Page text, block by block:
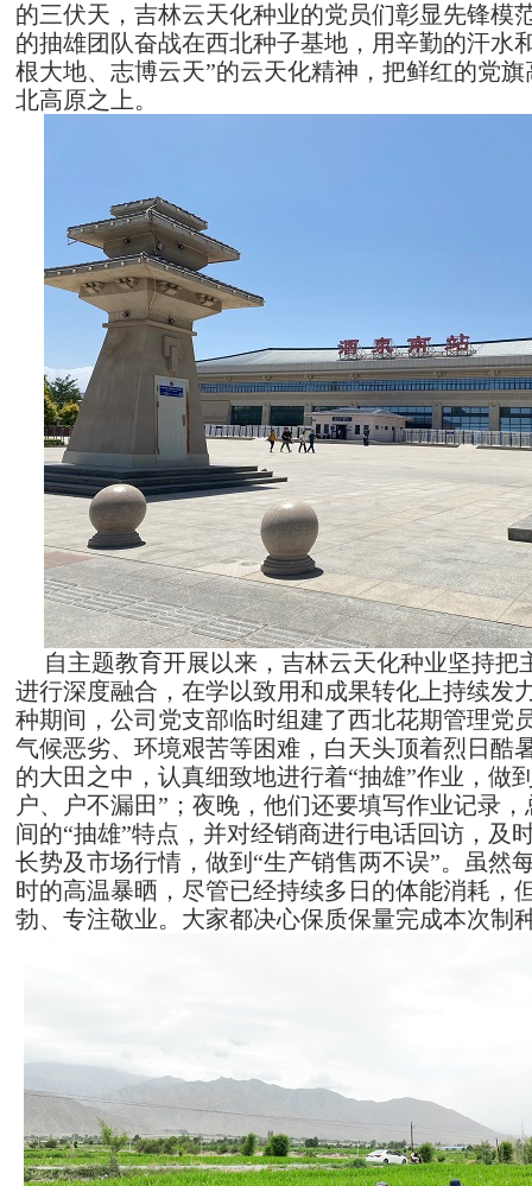
的三伏天， 吉林云天化种业的党员们彰显先锋模
的抽雄团队奋战在西北种子基地，用辛勤的汗水
根大地、志博云天”的云天化精神，把鲜红的党
北高原之上。
自主题教育开展以来，吉林云天化种业坚持把
进行深度融合，在学以致用和成果转化上持续发
种期间，公司党支部临时组建了西北花期管理党
气候恶劣、环境艰苦等困难，白天头顶着烈日酷
的大田之中，认真细致地进行着“抽雄”作业，做
户、户不漏田”；夜晚，他们还要填写作业记录
间的“抽雄”特点，并对经销商进行电话回访，及
长势及市场行情，做到“生产销售两不误”。虽然
时的高温暴晒，尽管已经持续多日的体能消耗，
勃、 专注敬业。大家都决心保质保量完成本次制